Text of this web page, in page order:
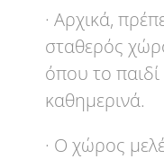
· Αρχικά,
σταθερός
όπου το παιδί
καθημερινά.
· Ο χώρος